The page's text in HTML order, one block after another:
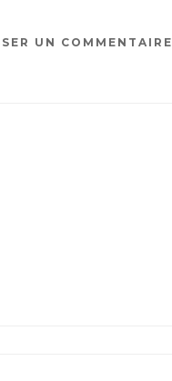
UN COMMENTAIRE